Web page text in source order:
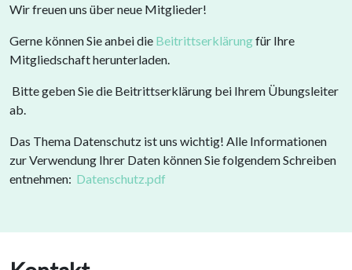
Wir freuen uns über neue Mitglieder!
Gerne können Sie anbei die Beitrittserklärungfür Ihre
Mitgliedschaft herunterladen.
Bitte geben Sie die Beitrittserklärung bei Ihrem Übungsleiter
ab.
Das Thema Datenschutz ist uns wichtig! Alle Informationen
zur Verwendung Ihrer Daten können Sie folgendem Schreiben
entnehmen: Datenschutz.pdf